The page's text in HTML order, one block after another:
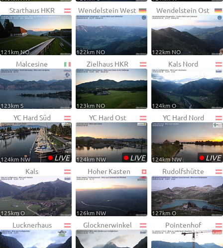
Starthaus HKR
121km NO
Wendelstein West
122km NO
Wendelstein Ost
122km NO
Malcesine
123km S
Zielhaus HKR
123km NO
Kals Nord
124km O
YC Hard Süd
•LIVE
124km NW
YC Hard Ost
•LIVE
124km NW
YC Hard Nord
•LIVE
124km NW
Kals
125km O
Hoher Kasten
126km NW
Rudolfshütte
127km O
Lucknerhaus Glocknerwinkel Pointenhof